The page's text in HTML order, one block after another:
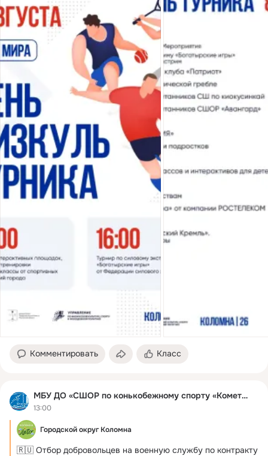
Комментировать Класс
МБУ ДО «СШОР по конькобежному спорту «Комета»
13:00
Городской округ Коломна
🇷🇺 Отбор добровольцев на военную службу по контракту